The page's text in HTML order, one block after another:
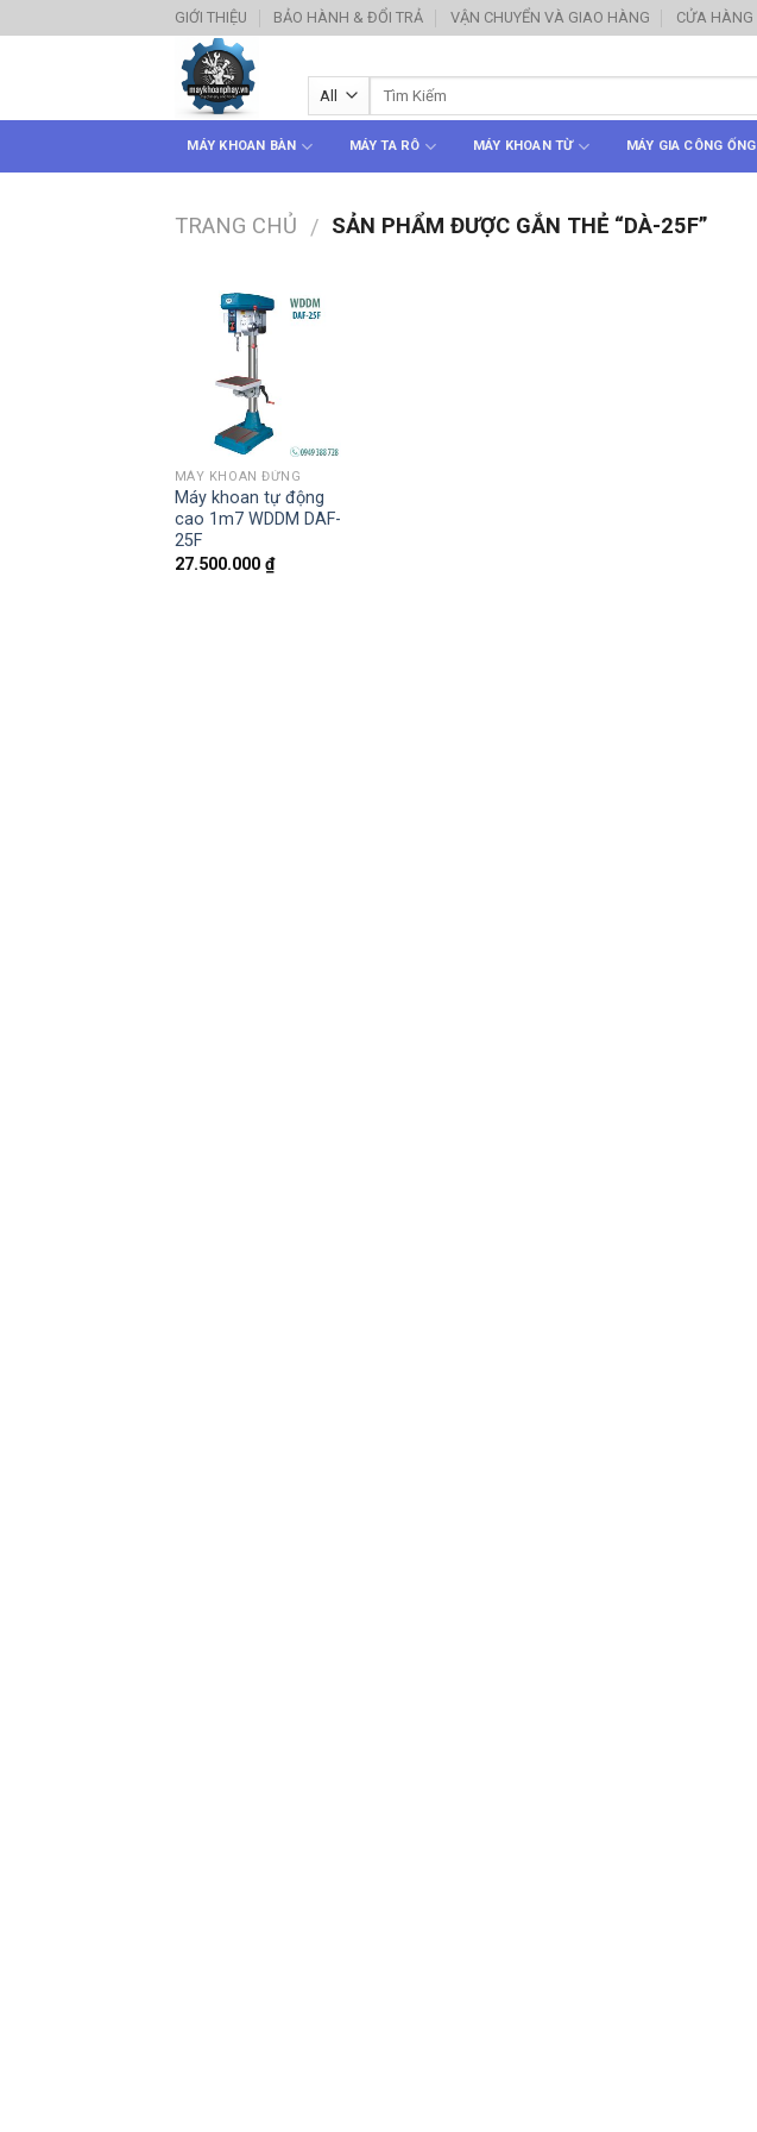
to
GIỚI THIỆU BẢO HÀNH & ĐỔI TRẢ VẬN CHUYỂN VÀ GIAO HÀNG CỬA HÀNG
MÁY KHOAN BÀN MÁY TA RÔ MÁY KHOAN TỪ MÁY GIA CÔNG ỐNG
TRANG CHỦ / SẢN PHẨM ĐƯỢC GẮN THẺ “DÀ-25F”
MÁY KHOAN ĐỨNG
Máy khoan tự động
cao 1m7 WDDM DAF-
25F
27.500.000 ₫